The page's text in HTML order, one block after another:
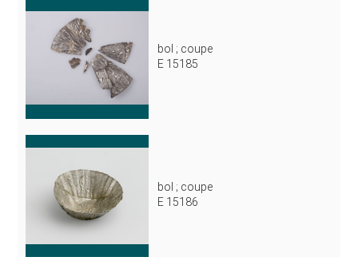
bol ; coupe
E 15185
bol ; coupe
E 15186